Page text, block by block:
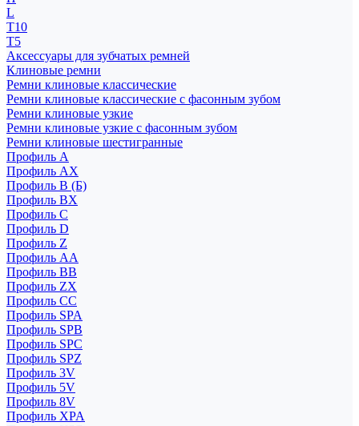
L
T10
T5
Аксессуары для зубчатых ремней
Клиновые ремни
Ремни клиновые классические
Ремни клиновые классические с фасонным зубом
Ремни клиновые узкие
Ремни клиновые узкие с фасонным зубом
Ремни клиновые шестигранные
Профиль A
Профиль AX
Профиль B (Б)
Профиль BX
Профиль C
Профиль D
Профиль Z
Профиль АА
Профиль BB
Профиль ZX
Профиль CC
Профиль SPA
Профиль SPB
Профиль SPC
Профиль SPZ
Профиль 3V
Профиль 5V
Профиль 8V
Профиль XPA